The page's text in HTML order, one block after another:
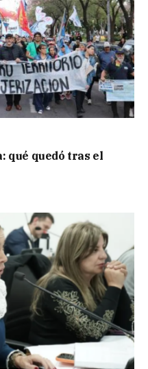
qué quedó tras el